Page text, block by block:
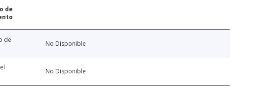
de
de
No Disponible
No Disponible